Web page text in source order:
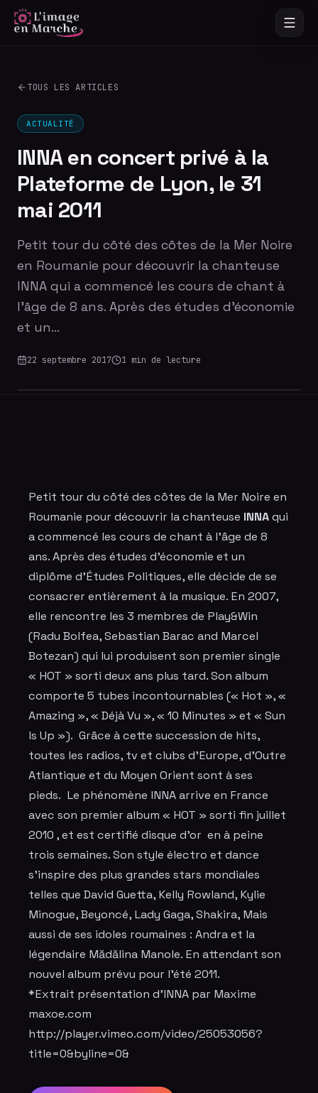
TOUS LES ARTICLES
ACTUALITÉ
INNA en concert privé à la
Plateforme de Lyon, le 31
mai 2011
Petit tour du côté des côtes de la Mer Noire
en Roumanie pour découvrir la chanteuse
INNA qui a commencé les cours de chant à
l’âge de 8 ans. Après des études d’économie
et un…
22 septembre 2017 1 min de lecture
Petit tour du côté des côtes de la Mer Noire en
Roumanie pour découvrir la chanteuse INNAqui
a commencé les cours de chant à l’âge de 8
ans. Après des études d’économie et un
diplôme d’Études Politiques, elle décide de se
consacrer entièrement à la musique. En 2007,
elle rencontre les 3 membres de Play&Win
(Radu Bolfea, Sebastian Barac and Marcel
Botezan) qui lui produisent son premier single
« HOT » sorti deux ans plus tard. Son album
comporte 5 tubes incontournables (« Hot », «
Amazing », « Déjà Vu », « 10 Minutes » et « Sun
Is Up »). Grâce à cette succession de hits,
toutes les radios, tv et clubs d’Europe, d’Outre
Atlantique et du Moyen Orient sont à ses
pieds. Le phénomène INNA arrive en France
avec son premier album « HOT » sorti fin juillet
2010 , et est certifié disque d’or en à peine
trois semaines. Son style électro et dance
s’inspire des plus grandes stars mondiales
telles que David Guetta, Kelly Rowland, Kylie
Minogue, Beyoncé, Lady Gaga, Shakira, Mais
aussi de ses idoles roumaines : Andra et la
légendaire Mădălina Manole. En attendant son
nouvel album prévu pour l’été 2011.
*Extrait présentation d'INNA par Maxime
maxoe.com
http://player.vimeo.com/video/25053056?
title=0&byline=0&